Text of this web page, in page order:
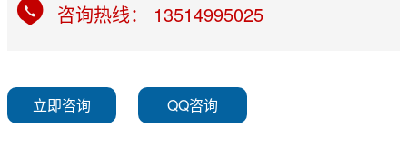
咨询热线： 13514995025
立即咨询 QQ咨询